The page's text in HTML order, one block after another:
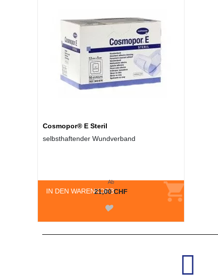
Cosmopor® E Steril
selbsthaftender Wundverband
IN DEN WARENKORB
Ab
21,00 CHF